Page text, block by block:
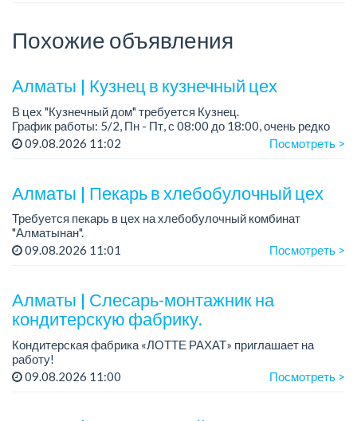
Похожие объявления
Алматы | Кузнец в кузнечный цех
В цех "Кузнечный дом" требуется Кузнец.
График работы: 5/2, Пн - Пт, с 08:00 до 18:00, очень редко
суббота.
- о...
09.08.2026 11:02 Посмотреть >
Алматы | Пекарь в хлебобулочный цех
Требуется пекарь в цех на хлебобулочный комбинат
"Алматынан".
Требования: начальное или среднее специальное
Зарплата: до 220 000 тенге в меся...
09.08.2026 11:01 Посмотреть >
Алматы | Слесарь-монтажник на
кондитерскую фабрику.
Кондитерская фабрика «ЛОТТЕ РАХАТ» приглашает на
работу!
Зарплата обсуждается на собеседовании.
09.08.2026 11:00 Посмотреть >